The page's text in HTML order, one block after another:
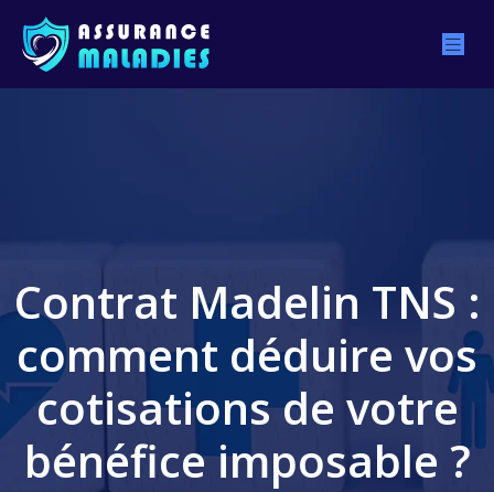
Contrat Madelin TNS :
comment déduire vos
cotisations de votre
bénéfice imposable ?